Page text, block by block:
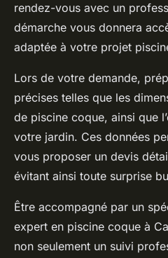
rendez-vous avec un
démarche vous donnera
adaptée à votre projet
Lors de votre demande,
précises telles que les
de piscine coque, ainsi que
votre jardin. Ces données
vous proposer un devis
évitant ainsi toute surprise
Être accompagné par un
expert en piscine coque à
non seulement un suivi